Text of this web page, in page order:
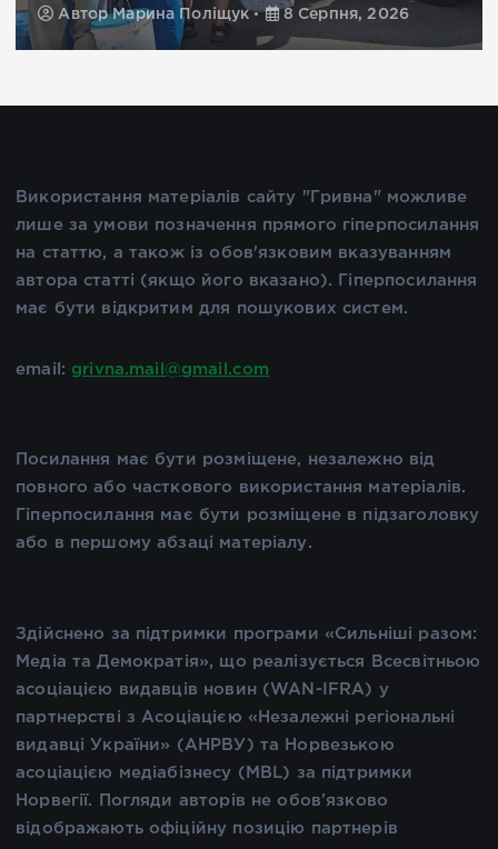
АвторМарина Поліщук 8 Серпня, 2026
Використання матеріалів сайту "Гривна" можливе
лише за умови позначення прямого гіперпосилання
на статтю, а також із обов'язковим вказуванням
автора статті (якщо його вказано). Гіперпосилання
має бути відкритим для пошукових систем.
email: grivna.mail@gmail.com
Посилання має бути розміщене, незалежно від
повного або часткового використання матеріалів.
Гіперпосилання має бути розміщене в підзаголовку
або в першому абзаці матеріалу.
Здійснено за підтримки програми «Сильніші разом:
Медіа та Демократія», що реалізується Всесвітньою
асоціацією видавців новин (WAN-IFRA) у
партнерстві з Асоціацією «Незалежні регіональні
видавці України» (АНРВУ) та Норвезькою
асоціацією медіабізнесу (MBL) за підтримки
Норвегії. Погляди авторів не обов’язково
відображають офіційну позицію партнерів